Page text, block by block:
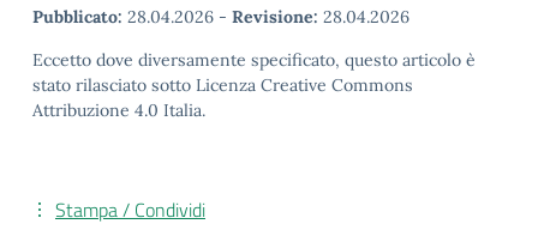
Pubblicato: 28.04.2026 - Revisione: 28.04.2026
Eccetto dove diversamente specificato, questo articolo è
stato rilasciato sotto Licenza Creative Commons
Attribuzione 4.0 Italia.
Stampa / Condividi